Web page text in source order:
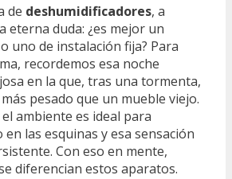
de deshumidificadores, a
eterna duda: ¿es mejor un
uno de instalación fija? Para
recordemos esa noche
en la que, tras una tormenta,
pesado que un mueble viejo.
ambiente es ideal para
las esquinas y esa sensación
Con eso en mente,
diferencian estos aparatos.